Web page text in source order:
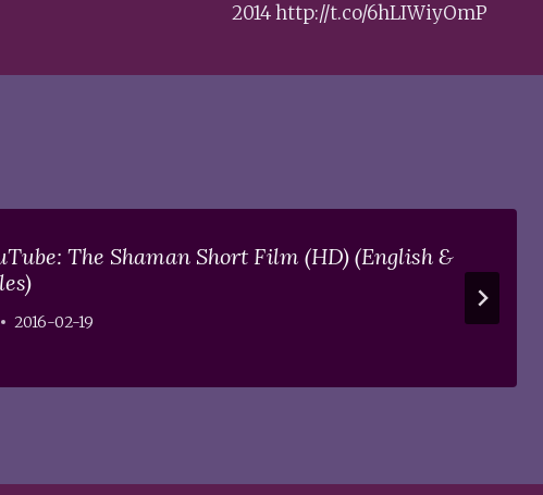
2014 http://t.co/6hLIWiyOmP
The Shaman Short Film (HD) (English &
2016-02-19